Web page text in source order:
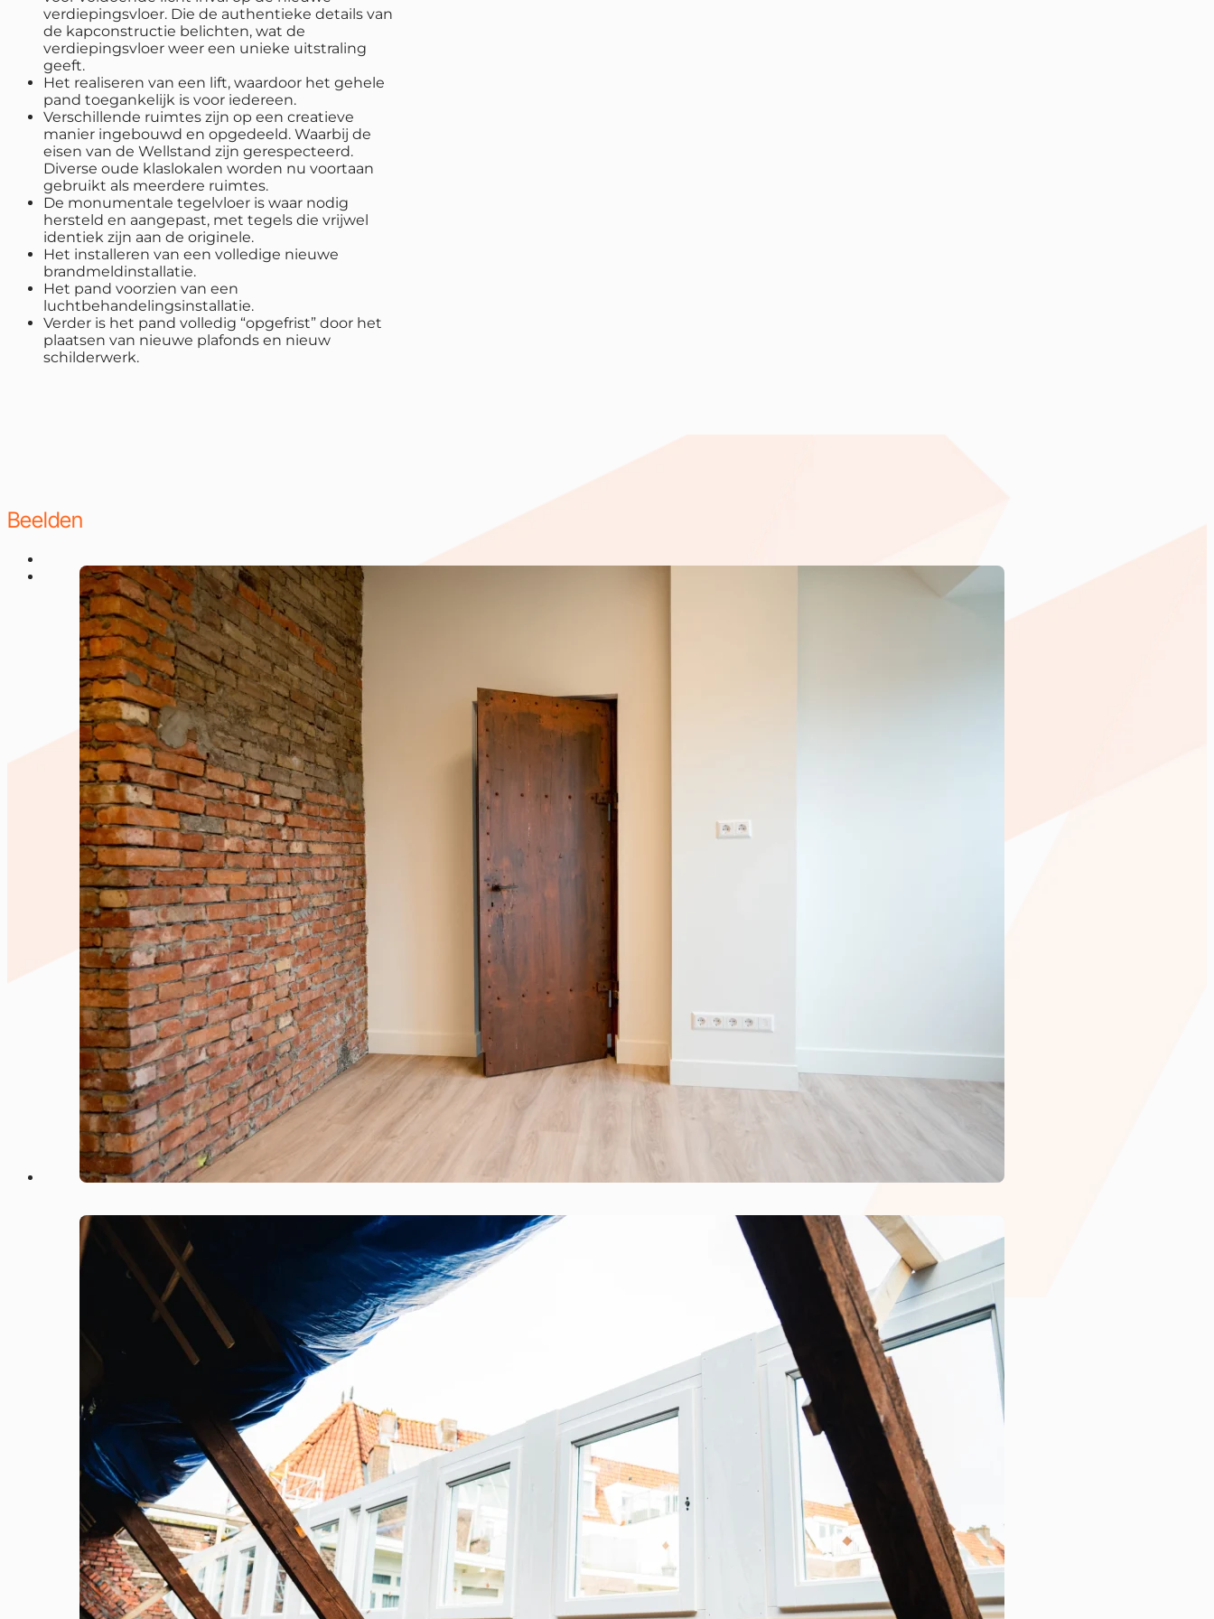
verdiepingsvloer. Die de authentieke details van
de kapconstructie belichten, wat de
verdiepingsvloer weer een unieke uitstraling
geeft.
Het realiseren van een lift, waardoor het gehele
pand toegankelijk is voor iedereen.
Verschillende ruimtes zijn op een creatieve
manier ingebouwd en opgedeeld. Waarbij de
eisen van de Wellstand zijn gerespecteerd.
Diverse oude klaslokalen worden nu voortaan
gebruikt als meerdere ruimtes.
De monumentale tegelvloer is waar nodig
hersteld en aangepast, met tegels die vrijwel
identiek zijn aan de originele.
Het installeren van een volledige nieuwe
brandmeldinstallatie.
Het pand voorzien van een
luchtbehandelingsinstallatie.
Verder is het pand volledig “opgefrist” door het
plaatsen van nieuwe plafonds en nieuw
schilderwerk.
Beelden